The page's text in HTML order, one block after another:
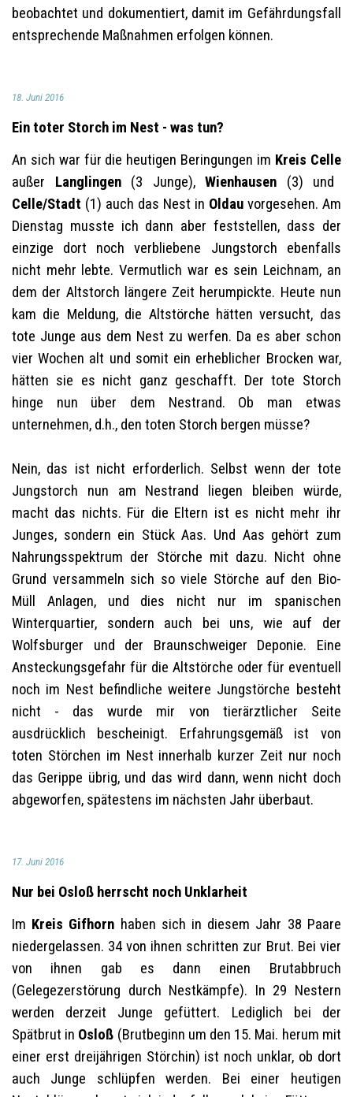
beobachtet und dokumentiert, damit im Gefährdungsfall
entsprechende Maßnahmen erfolgen können.
18. Juni 2016
Ein toter Storch im Nest - was tun?
An sich war für die heutigen Beringungen im Kreis Celle
außer Langlingen(3 Junge),Wienhausen (3) und
Celle/Stadt (1) auch das Nest in Oldauvorgesehen. Am
Dienstag musste ich dann aber feststellen, dass der
einzige dort noch verbliebene Jungstorch ebenfalls
nicht mehr lebte. Vermutlich war es sein Leichnam, an
dem der Altstorch längere Zeit herumpickte. Heute nun
kam die Meldung, die Altstörche hätten versucht, das
tote Junge aus dem Nest zu werfen. Da es aber schon
vier Wochen alt und somit ein erheblicher Brocken war,
hätten sie es nicht ganz geschafft. Der tote Storch
hinge nun über dem Nestrand. Ob man etwas
unternehmen, d.h., den toten Storch bergen müsse?
Nein, das ist nicht erforderlich. Selbst wenn der tote
Jungstorch nun am Nestrand liegen bleiben würde,
macht das nichts. Für die Eltern ist es nicht mehr ihr
Junges, sondern ein Stück Aas. Und Aas gehört zum
Nahrungsspektrum der Störche mit dazu. Nicht ohne
Grund versammeln sich so viele Störche auf den Bio-
Müll Anlagen, und dies nicht nur im spanischen
Winterquartier, sondern auch bei uns, wie auf der
Wolfsburger und der Braunschweiger Deponie. Eine
Ansteckungsgefahr für die Altstörche oder für eventuell
noch im Nest befindliche weitere Jungstörche besteht
nicht - das wurde mir von tierärztlicher Seite
ausdrücklich bescheinigt. Erfahrungsgemäß ist von
toten Störchen im Nest innerhalb kurzer Zeit nur noch
das Gerippe übrig, und das wird dann, wenn nicht doch
abgeworfen, spätestens im nächsten Jahr überbaut.
17. Juni 2016
Nur bei Osloß herrscht noch Unklarheit
Im Kreis Gifhorn haben sich in diesem Jahr 38 Paare
niedergelassen. 34 von ihnen schritten zur Brut. Bei vier
von ihnen gab es dann einen Brutabbruch
(Gelegezerstörung durch Nestkämpfe). In 29 Nestern
werden derzeit Junge gefüttert. Lediglich bei der
Spätbrut in Osloß (Brutbeginn um den 15. Mai. herum mit
einer erst dreijährigen Störchin) ist noch unklar, ob dort
auch Junge schlüpfen werden. Bei einer heutigen